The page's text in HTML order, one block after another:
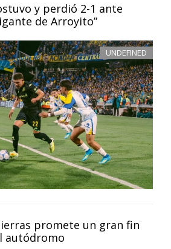
y perdió 2-1 ante
de Arroyito”
UNDEFINED
promete un gran fin
autódromo